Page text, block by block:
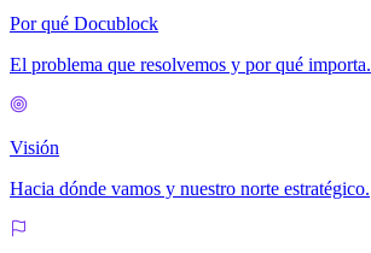
Por qué Docublock
El problema que resolvemos y por qué importa.
Visión
Hacia dónde vamos y nuestro norte estratégico.